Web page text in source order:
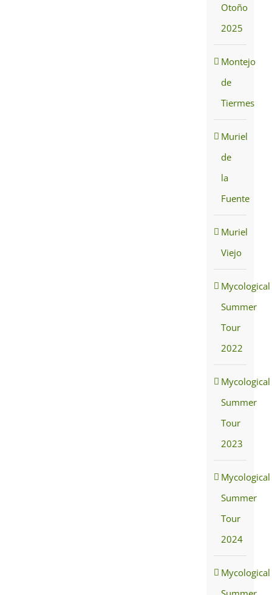
Otoño
2025
Montejo
de
Tiermes
Muriel
de
la
Fuente
Muriel
Viejo
Mycological
Summer
Tour
2022
Mycological
Summer
Tour
2023
Mycological
Summer
Tour
2024
Mycological